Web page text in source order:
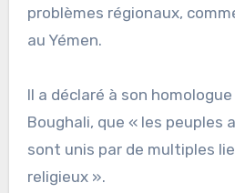
problèmes régionaux,
au Yémen.
Il a déclaré à son
Boughali, que « les peuples
sont unis par de multiples
religieux ».